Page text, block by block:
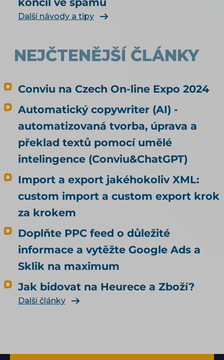
vůbec najít a doporučit, řeší téma SEO a UX pro
e-shop. Čím konkrétně naplnit produktová
Další návody a tipy
NEJČTENĚJŠÍ ČLÁNKY
Conviu na Czech On-line Expo 2024
Automatický copywriter (AI) -
automatizovaná tvorba, úprava a
překlad textů pomocí umělé
intelingence (Conviu&ChatGPT)
Import a export jakéhokoliv XML:
custom import a custom export krok
za krokem
Doplňte PPC feed o důležité
informace a vytěžte Google Ads a
Sklik na maximum
Jak bidovat na Heurece a Zboží?
Další články